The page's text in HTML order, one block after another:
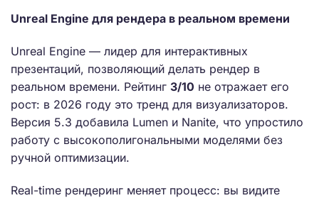
Unreal Engine для рендера в реальном времени
Unreal Engine — лидер для интерактивных
презентаций, позволяющий делать рендер в
реальном времени. Рейтинг 3/10 не отражает его
рост: в 2026 году это тренд для визуализаторов.
Версия 5.3 добавила Lumen и Nanite, что упростило
работу с высокополигональными моделями без
ручной оптимизации.
Real-time рендеринг меняет процесс: вы видите